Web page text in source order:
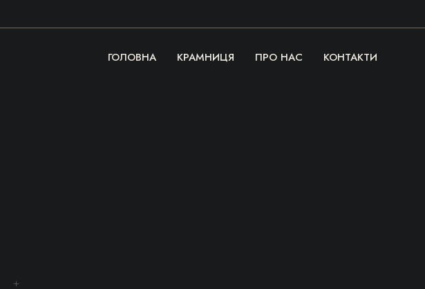
ГОЛОВНА КРАМНИЦЯ ПРО НАС КОНТАКТИ